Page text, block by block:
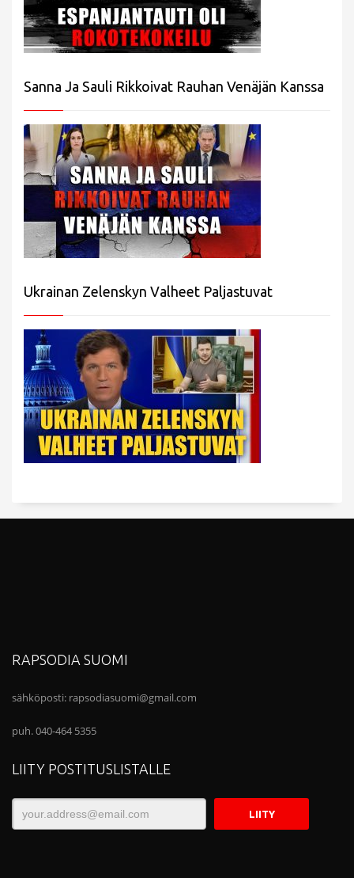
Sanna Ja Sauli Rikkoivat Rauhan Venäjän Kanssa
Ukrainan Zelenskyn Valheet Paljastuvat
RAPSODIA SUOMI
sähköposti: rapsodiasuomi@gmail.com
puh. 040-464 5355
LIITY POSTITUSLISTALLE